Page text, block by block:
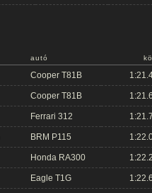
autó
Cooper T81B
Cooper T81B
Ferrari 312
BRM P115
Honda RA300
Eagle T1G